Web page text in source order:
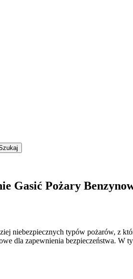
Gasić Pożary
niebezpiecznych typów pożarów, z
dla zapewnienia bezpieczeństwa.